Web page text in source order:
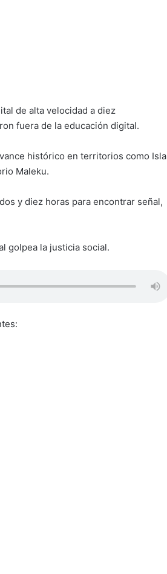
de alta velocidad a diez
fuera de la educación digital.
histórico en territorios como Isla
Maleku.
y diez horas para encontrar señal,
golpea la justicia social.